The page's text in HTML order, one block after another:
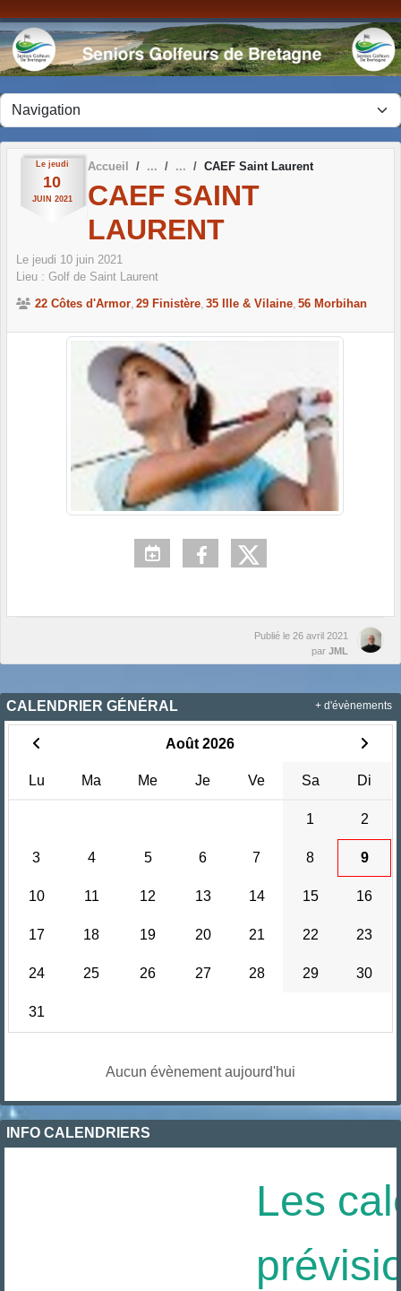
Le jeudi
10
JUIN 2021
Accueil CAEF Saint Laurent
CAEF SAINT
LAURENT
Le jeudi 10 juin 2021
Lieu : Golf de Saint Laurent
22 Côtes d'Armor 29 Finistère 35 Ille & Vilaine 56 Morbihan
Publié le 26 avril 2021
par JML
CALENDRIER GÉNÉRAL
Août 2026
Lu Ma Me Je Ve Sa Di
1 2
3 4 5 6 7 8 9
10 11 12 13 14 15 16
17 18 19 20 21 22 23
24 25 26 27 28 29 30
31
Aucun évènement aujourd'hui
+ d'évènements
INFO CALENDRIERS
Les